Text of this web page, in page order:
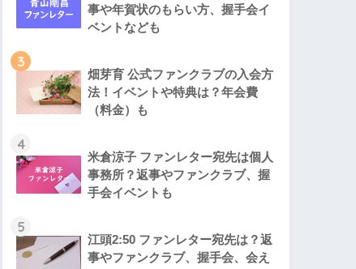
事や年賀状のもらい方、握手会イ
ベントなども
3
畑芽育 公式ファンクラブの入会方
法！イベントや特典は？年会費
（料金）も
4
米倉涼子 ファンレター宛先は個人
事務所？返事やファンクラブ、握
手会イベントも
5
江頭2:50 ファンレター宛先は？返
事やファンクラブ、握手会、会え